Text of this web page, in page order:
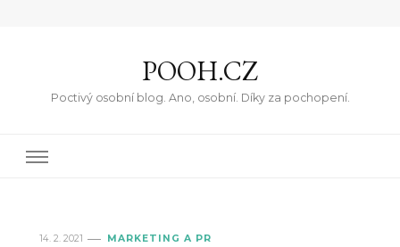
POOH.CZ
Poctivý osobní blog. Ano, osobní. Díky za pochopení.
14. 2. 2021 MARKETING A PR